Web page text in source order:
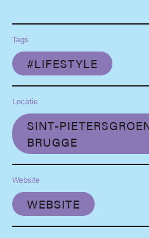
Tags
#LIFESTYLE
Locatie
SINT-
BRUGGE
Website
WEBSITE